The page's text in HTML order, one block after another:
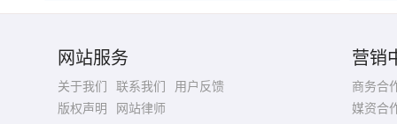
网站服务
关于我们 联系我们
用户反馈
版权声明
网站律师
营销
商务合
媒资合